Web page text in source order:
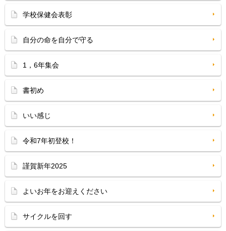
学校保健会表彰
自分の命を自分で守る
1，6年集会
書初め
いい感じ
令和7年初登校！
謹賀新年2025
よいお年をお迎えください
サイクルを回す